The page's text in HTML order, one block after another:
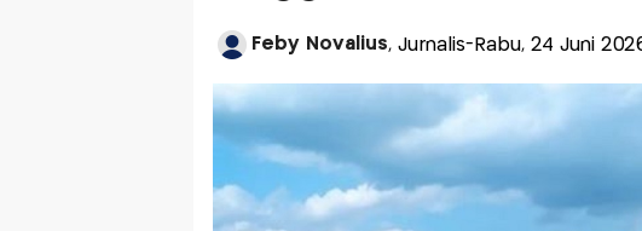
Feby Novalius, Jurnalis-Rabu, 24 Juni